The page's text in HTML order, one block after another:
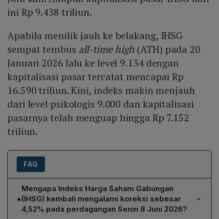
ini Rp 9.438 triliun.
Apabila menilik jauh ke belakang, IHSG
sempat tembus all-time high (ATH) pada 20
Januari 2026 lalu ke level 9.134 dengan
kapitalisasi pasar tercatat mencapai Rp
16.590 triliun. Kini, indeks makin menjauh
dari level psikologis 9.000 dan kapitalisasi
pasarnya telah menguap hingga Rp 7.152
triliun.
FAQ
•
Mengapa Indeks Harga Saham Gabungan
(IHSG) kembali mengalami koreksi sebesar
4,52% pada perdagangan Senin 8 Juni 2026?